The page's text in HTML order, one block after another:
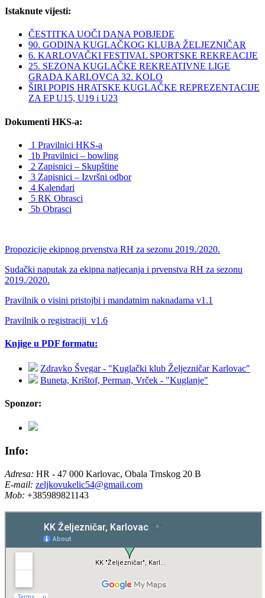
Istaknute vijesti:
ČESTITKA UOČI DANA POBJEDE
90. GODINA KUGLAČKOG KLUBA ŽELJEZNIČAR
6. KARLOVAČKI FESTIVAL SPORTSKE REKREACIJE
25. SEZONA KUGLAČKE REKREATIVNE LIGE
GRADA KARLOVCA 32. KOLO
ŠIRI POPIS HRATSKE KUGLAČKE REPREZENTACIJE
ZA EP U15, U19 i U23
Dokumenti HKS-a:
1 Pravilnici HKS-a
1b Pravilnici – bowling
2 Zapisnici – Skupštine
3 Zapisnici – Izvršni odbor
4 Kalendari
5 RK Obrasci
5b Obrasci
Propozicije ekipnog prvenstva RH za sezonu 2019./2020.
Sudački naputak za ekipna natjecanja i prvenstva RH za sezonu
2019./2020.
Pravilnik o visini pristojbi i mandatnim naknadama v1.1
Pravilnik o registraciji_v1.6
Knjige u PDF formatu:
Zdravko Švegar - "Kuglački klub Željezničar Karlovac"
Buneta, Krištof, Perman, Vrček - "Kuglanje"
Sponzor:
Info:
Adresa: HR - 47 000 Karlovac, Obala Trnskog 20 B
E-mail: zeljkovukelic54@gmail.com
Mob: +385989821143